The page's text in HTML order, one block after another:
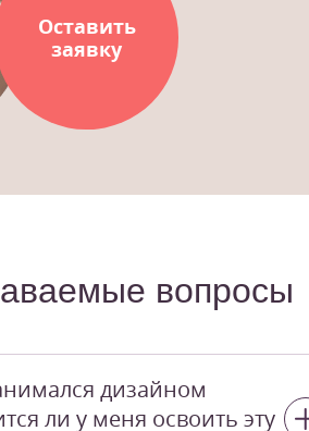
Оставить
заявку
вопросы
дизайном
ли у меня освоить эту